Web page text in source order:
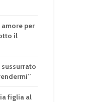
per
il
figlia al